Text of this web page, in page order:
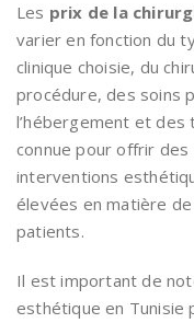
Les prix de la
varier en fonction du
clinique choisie, du
procédure, des soins
l’hébergement et des
connue pour offrir
interventions
élevées en matière
patients.
Il est important de
esthétique en Tunisie